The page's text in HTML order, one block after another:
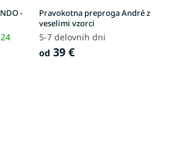
-
Pravokotna preproga André z
veselimi vzorci
5-7 delovnih dni
od 39 €